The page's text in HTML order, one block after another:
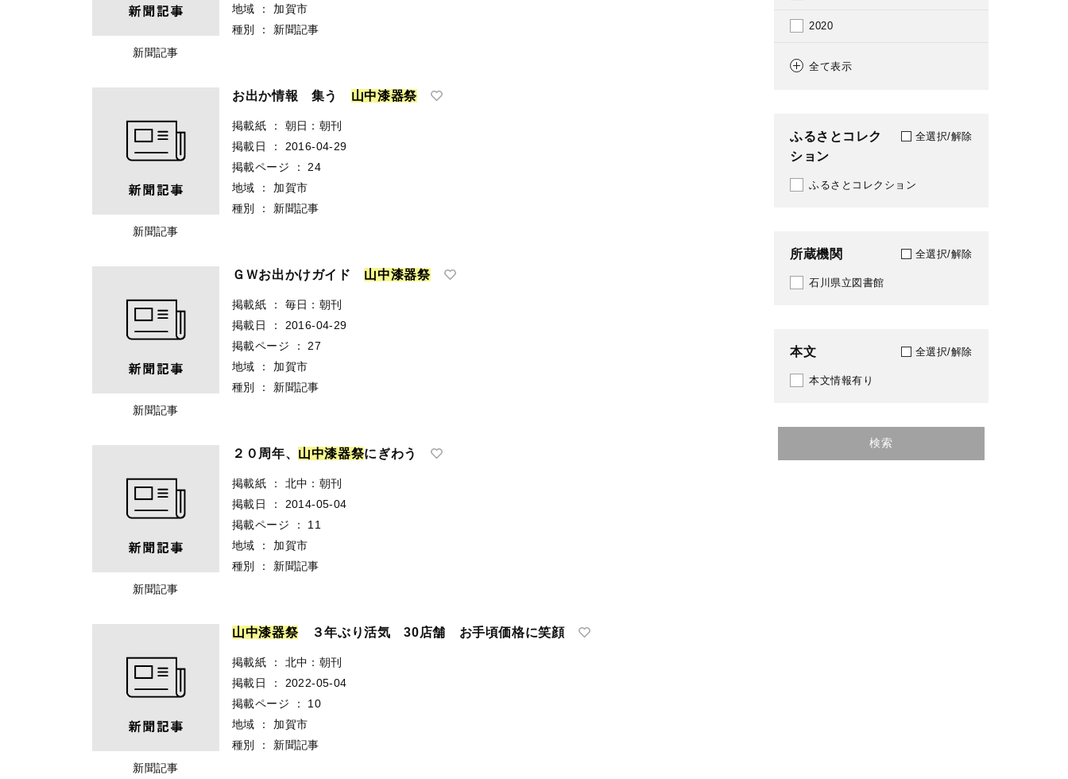
新聞記事
地域
：
加賀市
種別
： 新聞記事
新聞記事
お出か情報 集う 山中漆器祭
掲載紙 ：
朝日：朝刊
掲載日
：
2016-04-29
掲載ページ
：
24
地域
：
加賀市
種別
： 新聞記事
新聞記事
ＧＷお出かけガイド 山中漆器祭
掲載紙 ：
毎日：朝刊
掲載日
：
2016-04-29
掲載ページ
：
27
地域
：
加賀市
種別
： 新聞記事
新聞記事
２０周年、 山中漆器祭にぎわう
掲載紙 ：
北中：朝刊
掲載日
：
2014-05-04
掲載ページ
：
11
地域
：
加賀市
種別
： 新聞記事
新聞記事
山中漆器祭３年ぶり活気 30店舗 お手頃価格に笑顔
掲載紙 ：
北中：朝刊
掲載日
：
2022-05-04
掲載ページ
：
10
地域
：
加賀市
種別
： 新聞記事
2020
2022
全て表示
ふるさとコレク
ション
全選択/解除
ふるさとコレクション
所蔵機関 全選択/解除
石川県立図書館
本文 全選択/解除
本文情報有り
検索